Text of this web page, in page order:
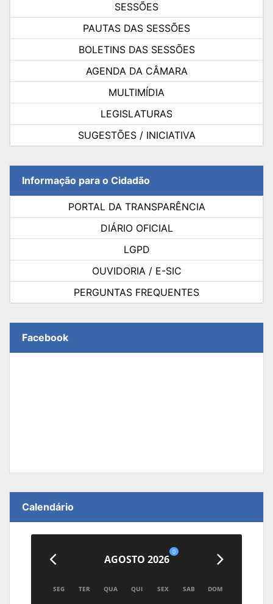
SESSÕES
PAUTAS DAS SESSÕES
BOLETINS DAS SESSÕES
AGENDA DA CÂMARA
MULTIMÍDIA
LEGISLATURAS
SUGESTÕES / INICIATIVA
Informação para o Cidadão
PORTAL DA TRANSPARÊNCIA
DIÁRIO OFICIAL
LGPD
OUVIDORIA / E-SIC
PERGUNTAS FREQUENTES
Facebook
Calendário
AGOSTO 2026
0
SEG TER QUA QUI SEX SAB DOM